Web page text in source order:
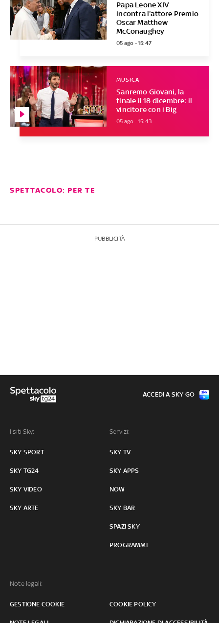
Papa Leone XIV
incontra l'attore Premio
Oscar Matthew
McConaughey
05 ago - 15:47
Sanremo Giovani, la
finale il 18 dicembre: il
vincitore con i Big
MUSICA
05 ago - 15:43
SPETTACOLO: PER TE
PUBBLICITÀ
I siti Sky:
SKY SPORT
SKY TG24
SKY VIDEO
SKY ARTE
Servizi:
SKY TV
SKY APPS
NOW
SKY BAR
SPAZI SKY
PROGRAMMI
Note legali:
GESTIONE COOKIE COOKIE POLICY
ACCEDI A SKY GO